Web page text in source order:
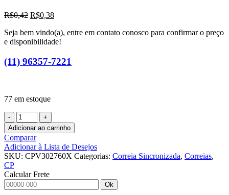
R$0,42 R$0,38
Seja bem vindo(a), entre em contato conosco para confirmar o preço
e disponibilidade!
(11) 96357-7221
77 em estoque
Adicionar ao carrinho
Comparar
Adicionar à Lista de Desejos
SKU: CPV302760X Categorias: Correia Sincronizada, Correias,
CP
Calcular Frete
Ok